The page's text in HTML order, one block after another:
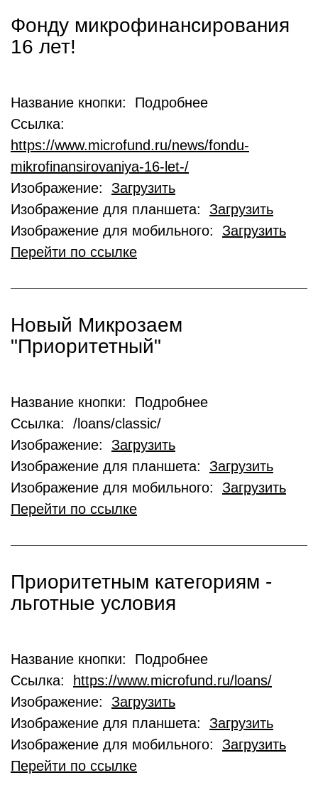
Фонду микрофинансирования
16 лет!
Название кнопки: Подробнее
Ссылка:
https://www.microfund.ru/news/fondu-
mikrofinansirovaniya-16-let-/
Изображение: Загрузить
Изображение для планшета: Загрузить
Изображение для мобильного: Загрузить
Перейти по ссылке
Новый Микрозаем
"Приоритетный"
Название кнопки: Подробнее
Ссылка: /loans/classic/
Изображение: Загрузить
Изображение для планшета: Загрузить
Изображение для мобильного: Загрузить
Перейти по ссылке
Приоритетным категориям -
льготные условия
Название кнопки: Подробнее
Ссылка:
https://www.microfund.ru/loans/
Изображение: Загрузить
Изображение для планшета: Загрузить
Изображение для мобильного: Загрузить
Перейти по ссылке